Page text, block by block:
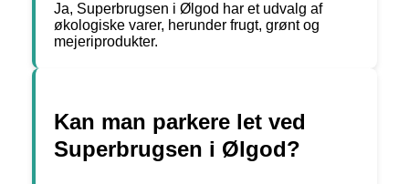
Ja, Superbrugsen i Ølgod har et udvalg af
økologiske varer, herunder frugt, grønt og
mejeriprodukter.
Kan man parkere let ved
Superbrugsen i Ølgod?